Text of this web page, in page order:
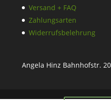
Versand + FAQ
Zahlungsarten
Widerrufsbelehrung
Angela Hinz Bahnhofstr.